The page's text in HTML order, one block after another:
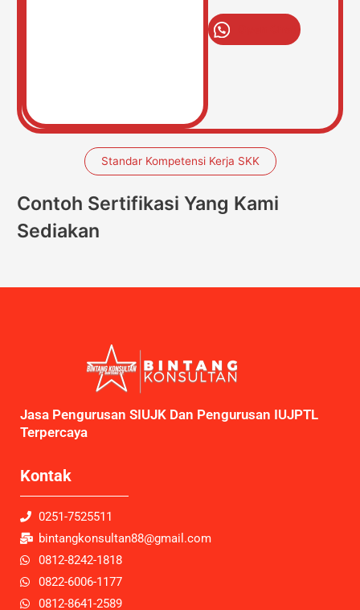
Standar Kompetensi Kerja SKK
Contoh Sertifikasi Yang Kami
Sediakan
Jasa Pengurusan SIUJK Dan Pengurusan IUJPTL
Terpercaya
Kontak
0251-7525511
bintangkonsultan88@gmail.com
0812-8242-1818
0822-6006-1177
0812-8641-2589